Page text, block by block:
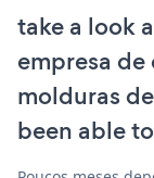
take a look
empresa
molduras
been able